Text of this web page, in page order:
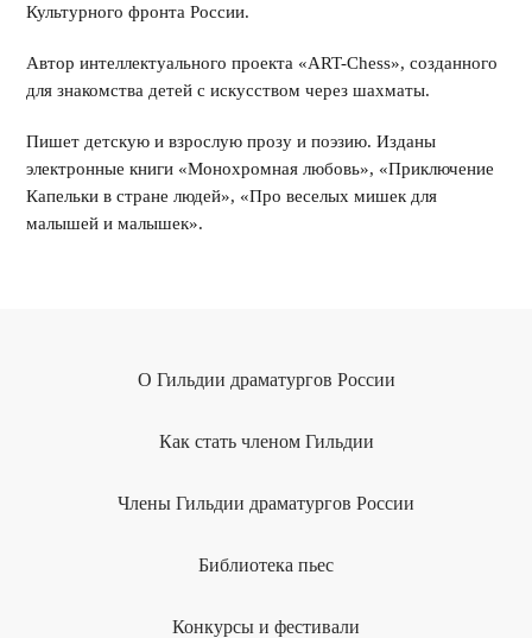
Культурного фронта России.
Автор интеллектуального проекта «ART-Chess», созданного
для знакомства детей с искусством через шахматы.
Пишет детскую и взрослую прозу и поэзию. Изданы
электронные книги «Монохромная любовь», «Приключение
Капельки в стране людей», «Про веселых мишек для
малышей и малышек».
О Гильдии драматургов России
Как стать членом Гильдии
Члены Гильдии драматургов России
Библиотека пьес
Конкурсы и фестивали